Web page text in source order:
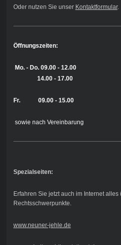
Oder nutzen Sie unser Kontaktformular.
Öffnungszeiten:
Mo. - Do. 09.00 - 12.00
14.00 - 17.00
Fr. 09.00 - 15.00
sowie nach Vereinbarung
Spezialseiten:
Erfahren Sie jetzt auch im Internet
Rechtsschwerpunkte.
www.neuner-jehle.de